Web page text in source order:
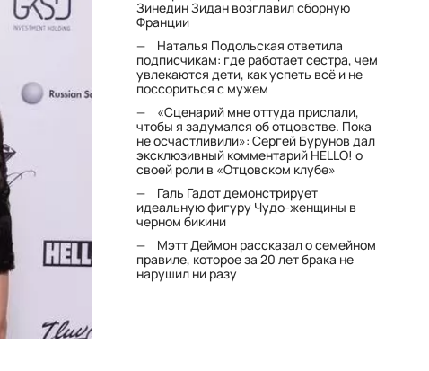
Зинедин Зидан возглавил сборную
Франции
Наталья Подольская ответила
подписчикам: где работает сестра, чем
увлекаются дети, как успеть всё и не
поссориться с мужем
«Сценарий мне оттуда прислали,
чтобы я задумался об отцовстве. Пока
не осчастливили»: Сергей Бурунов дал
эксклюзивный комментарий HELLO! о
своей роли в «Отцовском клубе»
Галь Гадот демонстрирует
идеальную фигуру Чудо-женщины в
черном бикини
Мэтт Деймон рассказал о семейном
правиле, которое за 20 лет брака не
нарушил ни разу